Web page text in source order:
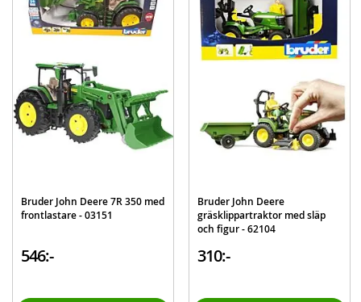
Detaljer:
Mått: 36 x 17 x 21 cm
Skala: 1:16
Ålder: från 3 år
Mer
information
Modell
4001702031503
Bruder John Deere 7R 350 med
frontlastare - 03151
546:-
Bruder John Deere
gräsklippartraktor med släp
och figur - 62104
310:-